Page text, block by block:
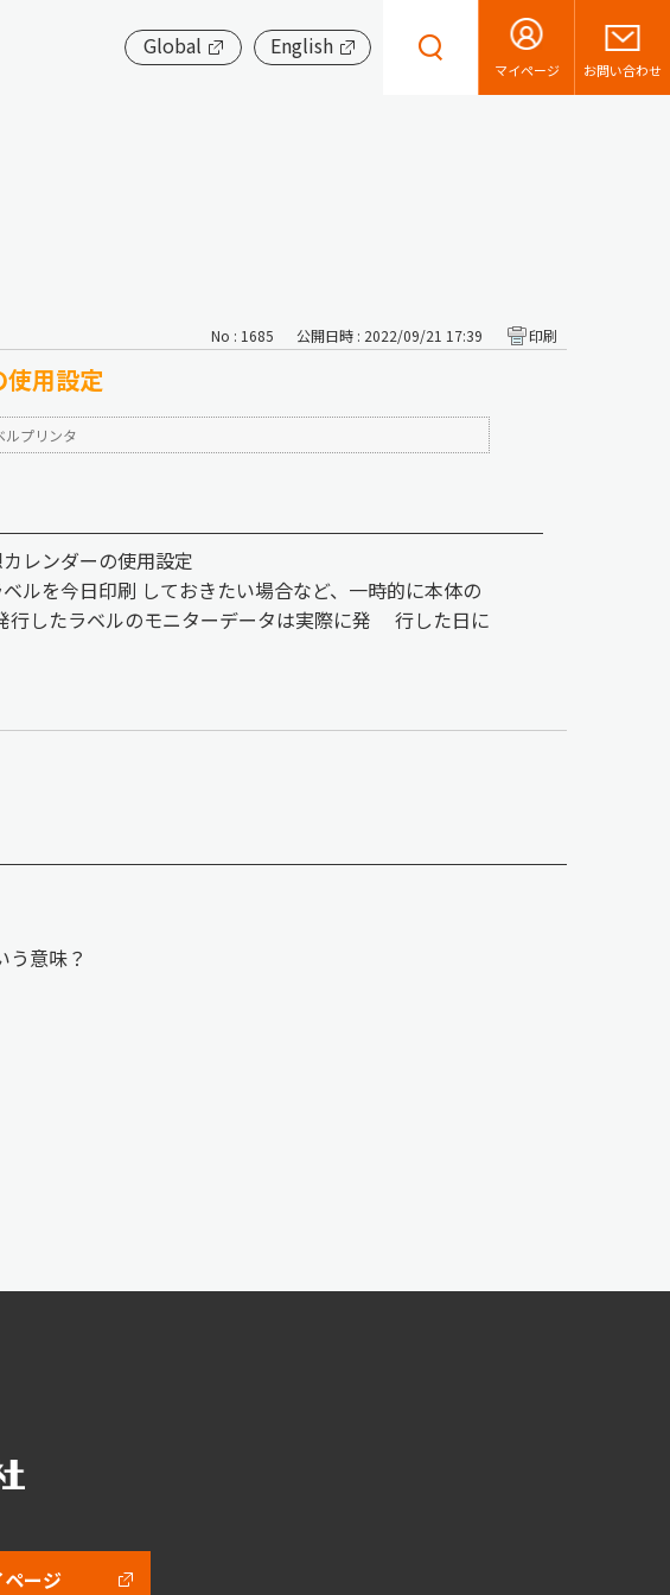
Global English
マイページ お問い合わせ
No : 1685 公開日時 : 2022/09/21 17:39 印刷
使用設定
ルプリンタ
レンダーの使用設定
ルを今日印刷 しておきたい場合など、一時的に本体の
行したラベルのモニターデータは実際に発 行した日に
う意味？
ページ